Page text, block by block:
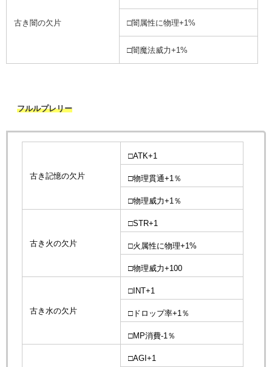
古き闇の欠片 □闇属性に物理+1%
□闇魔法威力+1%
フルルプレリー
古き記憶の欠片
□ATK+1
□物理貫通+1％
□物理威力+1％
古き火の欠片
□STR+1
□火属性に物理+1%
□物理威力+100
古き水の欠片
□INT+1
□ドロップ率+1％
□MP消費-1％
□AGI+1